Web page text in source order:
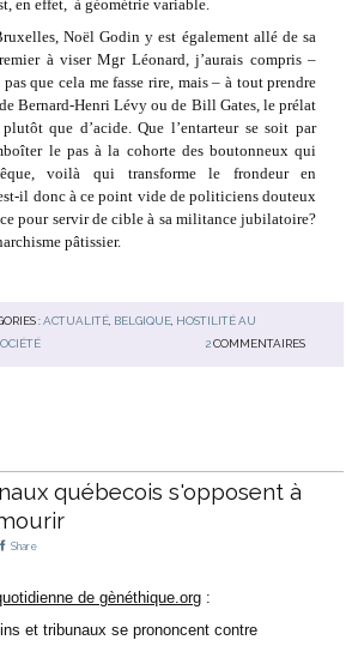
en effet, à géométrie variable.
Noël Godin y est également allé de sa
à viser Mgr Léonard, j’aurais compris –
que cela me fasse rire, mais – à tout prendre
Bernard-Henri Lévy ou de Bill Gates, le prélat
que d’acide. Que l’entarteur se soit par
le pas à la cohorte des boutonneux qui
voilà qui transforme le frondeur en
il donc à ce point vide de politiciens douteux
pour servir de cible à sa militance jubilatoire?
pâtissier.
:ACTUALITÉ, BELGIQUE, HOSTILITÉ AU
2 COMMENTAIRES
québecois s'opposent à
Share
de gènéthique.org :
et tribunaux se prononcent contre